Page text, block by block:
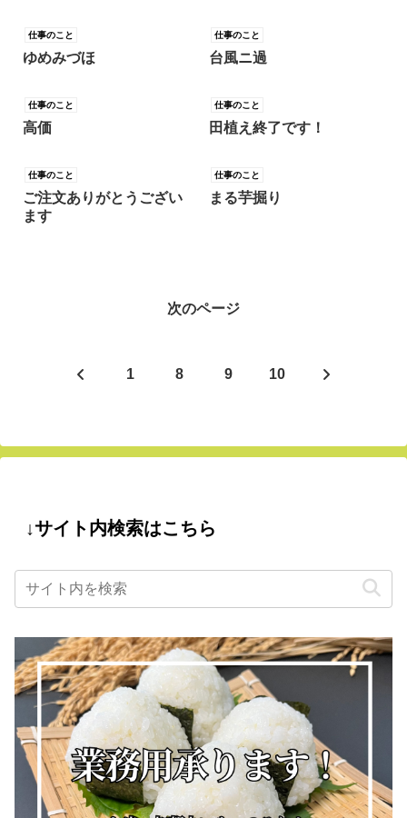
仕事のこと
ゆめみづほ
仕事のこと
台風ニ過
仕事のこと
高価
仕事のこと
田植え終了です！
仕事のこと
ご注文ありがとうござい
ます
仕事のこと
まる芋掘り
次のページ
前 1 8 9 10 次
↓サイト内検索はこちら